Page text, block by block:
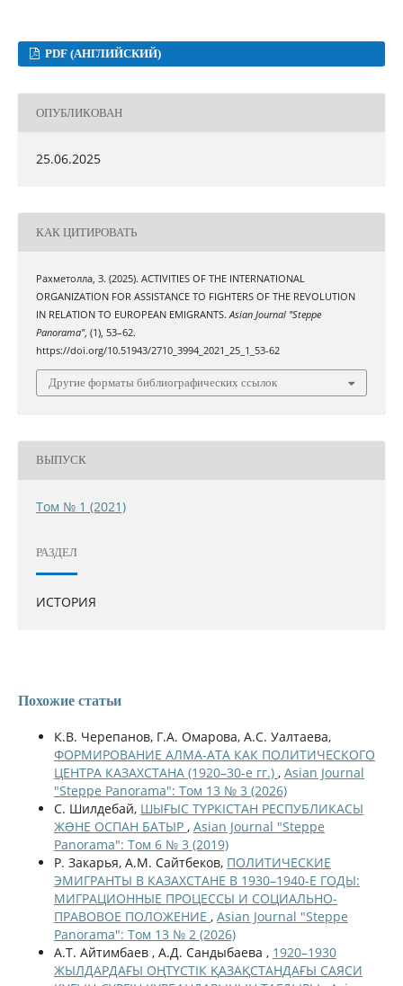
PDF (АНГЛИЙСКИЙ)
ОПУБЛИКОВАН
25.06.2025
КАК ЦИТИРОВАТЬ
Рахметолла, З. (2025). ACTIVITIES OF THE INTERNATIONAL
ORGANIZATION FOR ASSISTANCE TO FIGHTERS OF THE REVOLUTION
IN RELATION TO EUROPEAN EMIGRANTS.Asian Journal "Steppe
Panorama", (1), 53–62.
https://doi.org/10.51943/2710_3994_2021_25_1_53-62
Другие форматы библиографических ссылок
ВЫПУСК
Том № 1 (2021)
РАЗДЕЛ
ИСТОРИЯ
Похожие статьи
К.В. Черепанов, Г.А. Омарова, А.С. Уалтаева,
ФОРМИРОВАНИЕ АЛМА-АТА КАК ПОЛИТИЧЕСКОГО
ЦЕНТРА КАЗАХСТАНА (1920–30-е гг.) , Asian Journal
"Steppe Panorama": Том 13 № 3 (2026)
С. Шилдебай, ШЫҒЫС ТҮРКІСТАН РЕСПУБЛИКАСЫ
ЖƏНЕ ОСПАН БАТЫР , Asian Journal "Steppe
Panorama": Том 6 № 3 (2019)
Р. Закарья, A.M. Сайтбеков, ПОЛИТИЧЕСКИЕ
ЭМИГРАНТЫ В КАЗАХСТАНЕ В 1930–1940-Е ГОДЫ:
МИГРАЦИОННЫЕ ПРОЦЕССЫ И СОЦИАЛЬНО-
ПРАВОВОЕ ПОЛОЖЕНИЕ , Asian Journal "Steppe
Panorama": Том 13 № 2 (2026)
А.Т. Айтимбаев , А.Д. Сандыбаева , 1920–1930
ЖЫЛДАРДАҒЫ ОҢТҮСТІК ҚАЗАҚСТАНДАҒЫ САЯСИ